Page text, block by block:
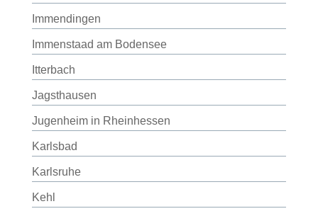
Immendingen
Immenstaad am Bodensee
Itterbach
Jagsthausen
Jugenheim in Rheinhessen
Karlsbad
Karlsruhe
Kehl